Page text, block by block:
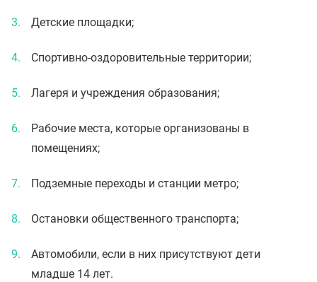
Детские площадки;
Спортивно-оздоровительные территории;
Лагеря и учреждения образования;
Рабочие места, которые организованы в
помещениях;
Подземные переходы и станции метро;
Остановки общественного транспорта;
Автомобили, если в них присутствуют дети
младше 14 лет.